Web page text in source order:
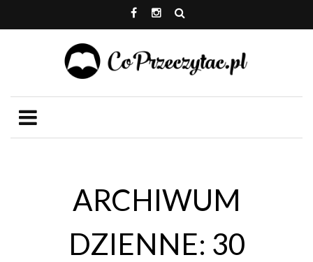
ARCHIWUM
DZIENNE: 30